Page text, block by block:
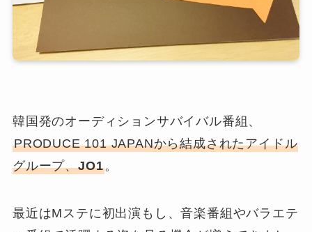
韓国発のオーディションサバイバル番組、
PRODUCE 101 JAPANから結成されたアイドル
グループ、JO1。
最近はMステに初出演もし、音楽番組やバラエテ